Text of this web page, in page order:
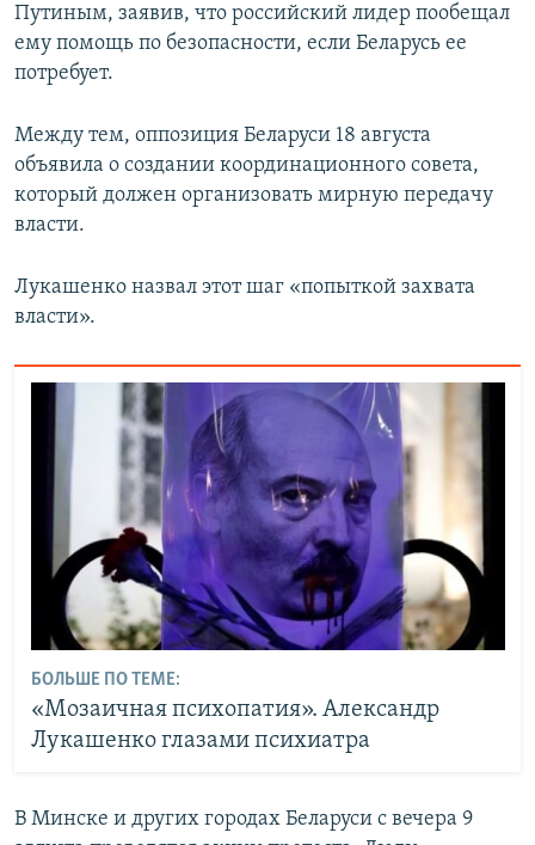
Путиным, заявив, что российский лидер пообещал
ему помощь по безопасности, если Беларусь ее
потребует.
Между тем, оппозиция Беларуси 18 августа
объявила о создании координационного совета,
который должен организовать мирную передачу
власти.
Лукашенко назвал этот шаг «попыткой захвата
власти».
БОЛЬШЕ ПО ТЕМЕ:
«Мозаичная психопатия». Александр
Лукашенко глазами психиатра
В Минске и других городах Беларуси с вечера 9